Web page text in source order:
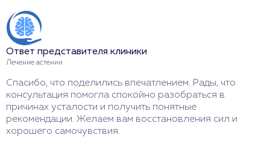
Ответ представителя клиники
Лечение астении
Спасибо, что поделились впечатлением. Рады, что
консультация помогла спокойно разобраться в
причинах усталости и получить понятные
рекомендации. Желаем вам восстановления сил и
хорошего самочувствия.